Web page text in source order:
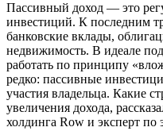
Пассивный доход — это
инвестиций. К последним
банковские вклады,
недвижимость. В идеале
работать по принципу
редко: пассивные
участия владельца. Какие
увеличения дохода,
холдинга Row и эксперт